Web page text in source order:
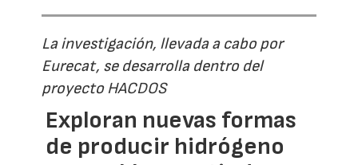
La investigación, llevada a cabo por
Eurecat, se desarrolla dentro del
proyecto HACDOS
Exploran nuevas formas
de producir hidrógeno